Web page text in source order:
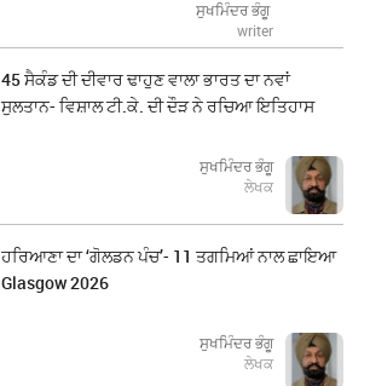
ਸੁਖਮਿੰਦਰ ਭੰਗੂ
writer
45 ਸੈਕੰਡ ਦੀ ਦੀਵਾਰ ਢਾਹੁਣ ਵਾਲਾ ਭਾਰਤ ਦਾ ਨਵਾਂ
ਸੁਲਤਾਨ- ਵਿਸ਼ਾਲ ਟੀ.ਕੇ. ਦੀ ਦੌੜ ਨੇ ਰਚਿਆ ਇਤਿਹਾਸ
ਸੁਖਮਿੰਦਰ ਭੰਗੂ
ਲੇਖਕ
ਹਰਿਆਣਾ ਦਾ ‘ਗੋਲਡਨ ਪੰਚ’- 11 ਤਗਮਿਆਂ ਨਾਲ ਛਾਇਆ
Glasgow 2026
ਸੁਖਮਿੰਦਰ ਭੰਗੂ
ਲੇਖਕ